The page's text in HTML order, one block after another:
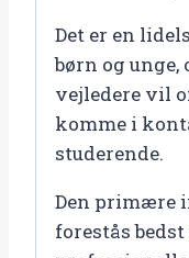
Det er en
børn og
vejledere vil
komme i
studerende.
Den primære
forestås